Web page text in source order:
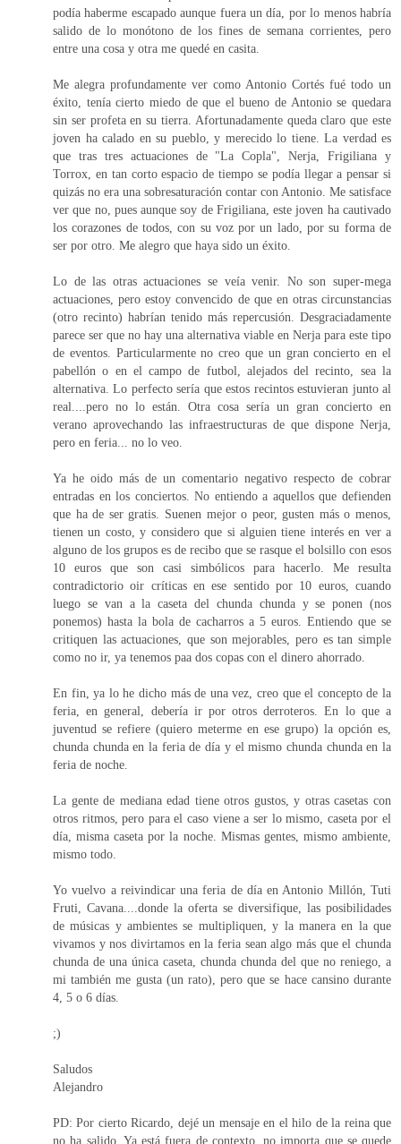
podía haberme escapado aunque fuera un día, por lo menos habría
salido de lo monótono de los fines de semana corrientes, pero
entre una cosa y otra me quedé en casita.
Me alegra profundamente ver como Antonio Cortés fué todo un
éxito, tenía cierto miedo de que el bueno de Antonio se quedara
sin ser profeta en su tierra. Afortunadamente queda claro que este
joven ha calado en su pueblo, y merecido lo tiene. La verdad es
que tras tres actuaciones de "La Copla", Nerja, Frigiliana y
Torrox, en tan corto espacio de tiempo se podía llegar a pensar si
quizás no era una sobresaturación contar con Antonio. Me satisface
ver que no, pues aunque soy de Frigiliana, este joven ha cautivado
los corazones de todos, con su voz por un lado, por su forma de
ser por otro. Me alegro que haya sido un éxito.
Lo de las otras actuaciones se veía venir. No son super-mega
actuaciones, pero estoy convencido de que en otras circunstancias
(otro recinto) habrían tenido más repercusión. Desgraciadamente
parece ser que no hay una alternativa viable en Nerja para este tipo
de eventos. Particularmente no creo que un gran concierto en el
pabellón o en el campo de futbol, alejados del recinto, sea la
alternativa. Lo perfecto sería que estos recintos estuvieran junto al
real....pero no lo están. Otra cosa sería un gran concierto en
verano aprovechando las infraestructuras de que dispone Nerja,
pero en feria... no lo veo.
Ya he oido más de un comentario negativo respecto de cobrar
entradas en los conciertos. No entiendo a aquellos que defienden
que ha de ser gratis. Suenen mejor o peor, gusten más o menos,
tienen un costo, y considero que si alguien tiene interés en ver a
alguno de los grupos es de recibo que se rasque el bolsillo con esos
10 euros que son casi simbólicos para hacerlo. Me resulta
contradictorio oir críticas en ese sentido por 10 euros, cuando
luego se van a la caseta del chunda chunda y se ponen (nos
ponemos) hasta la bola de cacharros a 5 euros. Entiendo que se
critiquen las actuaciones, que son mejorables, pero es tan simple
como no ir, ya tenemos paa dos copas con el dinero ahorrado.
En fin, ya lo he dicho más de una vez, creo que el concepto de la
feria, en general, debería ir por otros derroteros. En lo que a
juventud se refiere (quiero meterme en ese grupo) la opción es,
chunda chunda en la feria de día y el mismo chunda chunda en la
feria de noche.
La gente de mediana edad tiene otros gustos, y otras casetas con
otros ritmos, pero para el caso viene a ser lo mismo, caseta por el
día, misma caseta por la noche. Mismas gentes, mismo ambiente,
mismo todo.
Yo vuelvo a reivindicar una feria de día en Antonio Millón, Tuti
Fruti, Cavana....donde la oferta se diversifique, las posibilidades
de músicas y ambientes se multipliquen, y la manera en la que
vivamos y nos divirtamos en la feria sean algo más que el chunda
chunda de una única caseta, chunda chunda del que no reniego, a
mi también me gusta (un rato), pero que se hace cansino durante
4, 5 o 6 días.
;)
Saludos
Alejandro
PD: Por cierto Ricardo, dejé un mensaje en el hilo de la reina que
no ha salido. Ya está fuera de contexto, no importa que se quede